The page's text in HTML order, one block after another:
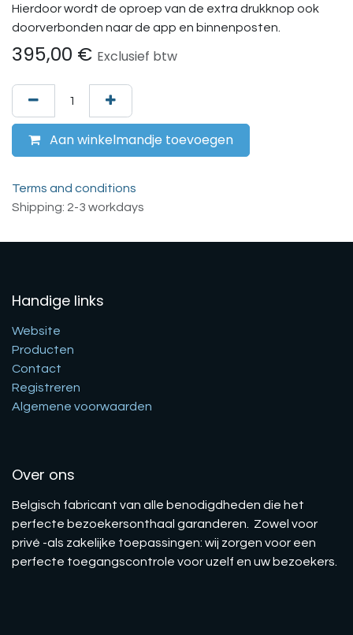
Hierdoor wordt de oproep van de extra drukknop ook
doorverbonden naar de app en binnenposten.
395,00 € Exclusief btw
Aan winkelmandje toevoegen
Terms and conditions
Shipping: 2-3 workdays
Handige links
Website
Producten
Contact
Registreren
Algemene voorwaarden
Over ons
Belgisch fabricant van alle benodigdheden die het
perfecte bezoekersonthaal garanderen. Zowel voor
privé -als zakelijke toepassingen: wij zorgen voor een
perfecte toegangscontrole voor uzelf en uw bezoekers.